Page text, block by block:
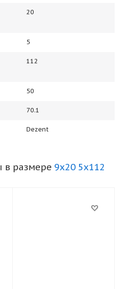
20
5
112
50
70.1
Dezent
размере 9x20 5x112